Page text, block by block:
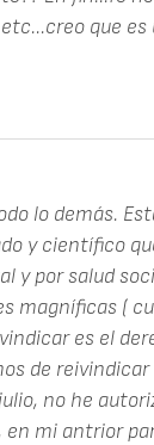
que es
lo demás.
y científico
y por salud
magníficas (
es el
de
no he
mi antrior